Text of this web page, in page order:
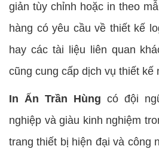
giản tùy chỉnh hoặc in theo
hàng có yêu cầu về thiết kế
hay các tài liệu liên quan
cũng cung cấp dịch vụ thiết kế
In Ấn Trần Hùng có đội
nghiệp và giàu kinh nghiệm
trang thiết bị hiện đại và công